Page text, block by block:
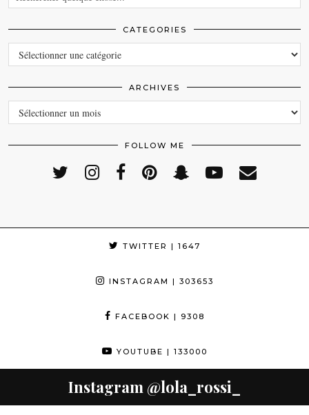
CATEGORIES
CATEGORIES
ARCHIVES
ARCHIVES
FOLLOW ME
TWITTER | 1647
INSTAGRAM | 303653
FACEBOOK | 9308
YOUTUBE | 133000
Instagram @lola_rossi_